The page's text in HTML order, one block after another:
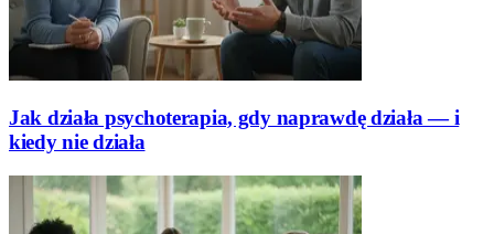
Jak działa psychoterapia, gdy naprawdę działa — i
kiedy nie działa